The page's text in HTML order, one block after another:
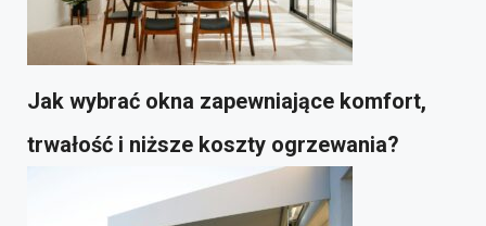
Jak wybrać okna zapewniające komfort,
trwałość i niższe koszty ogrzewania?